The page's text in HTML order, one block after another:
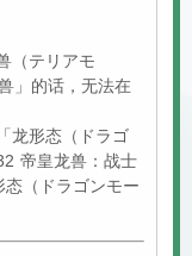
（テリアモ
」的话，无法在
龙形态（ドラゴ
帝皇龙兽：战士
（ドラゴンモー